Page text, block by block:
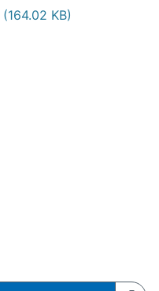
(164.02 KB)